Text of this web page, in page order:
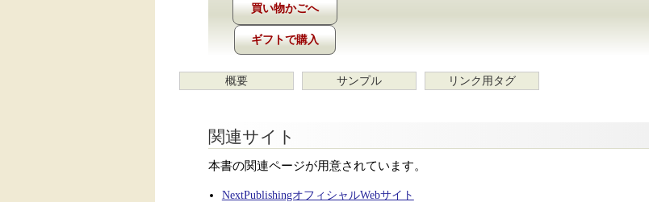
ギフトで購入
概要 サンプル リンク用タグ
関連サイト
本書の関連ページが用意されています。
NextPublishingオフィシャルWebサイト